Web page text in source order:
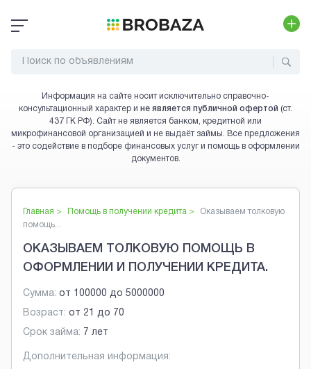
Информация на сайте носит исключительно справочно-
консультационный характер и не является публичной офертой (ст.
437 ГК РФ). Сайт не является банком, кредитной или
микрофинансовой организацией и не выдаёт займы. Все предложения
- это содействие в подборе финансовых услуг и помощь в оформлении
документов.
Главная > Помощь в получении кредита >
Оказываем толковую
помощь...
ОКАЗЫВАЕМ ТОЛКОВУЮ ПОМОЩЬ В
ОФОРМЛЕНИИ И ПОЛУЧЕНИИ КРЕДИТА.
Сумма: от 100000 до 5000000
Возраст: от 21 до 70
Срок займа: 7 лет
Дополнительная информация: